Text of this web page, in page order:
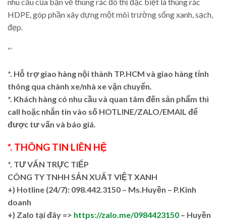
HDPE, góp phần xây dựng một môi trường sống xanh, sạch,
đẹp.
“`
*. Hỗ trợ giao hàng nội thành TP.HCM và giao hàng tỉnh
thông qua chành xe/nhà xe vận chuyển.
*. Khách hàng có nhu cầu và quan tâm đến sản phẩm thì
call hoặc nhắn tin vào số HOTLINE/ZALO/EMAIL để
được tư vấn và báo giá.
*. THÔNG TIN LIÊN HỆ
*. TƯ VẤN TRỰC TIẾP
CÔNG TY TNHH SẢN XUẤT VIỆT XANH
+) Hotline (24/7): 098.442.3150 – Ms.Huyền – P.Kinh
doanh
+) Zalo tại đây => https://zalo.me/0984423150 – Huyền